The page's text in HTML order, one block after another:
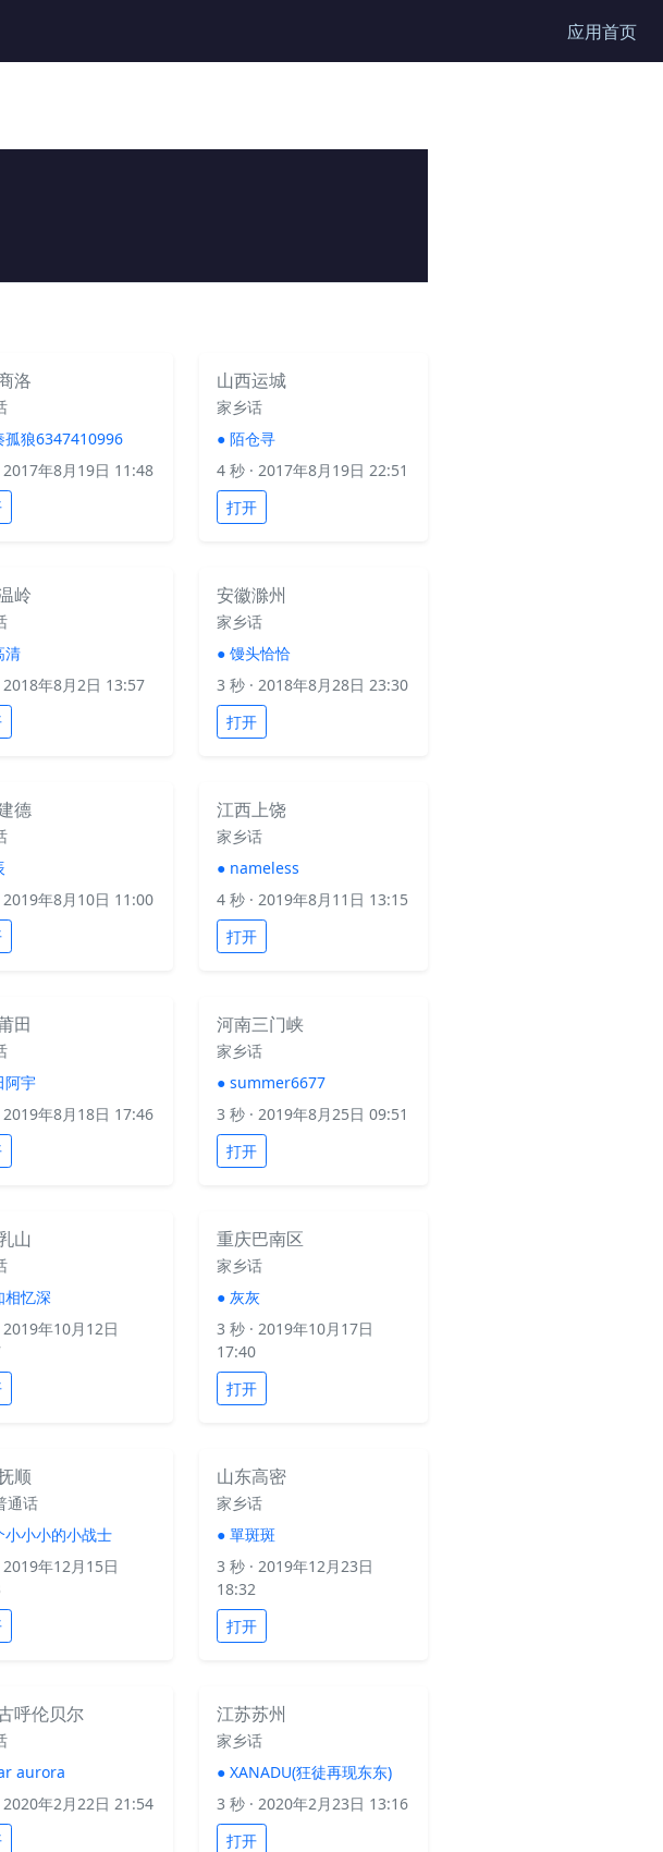
应用首页
洛
孤狼6347410996
2017年8月19日 11:48
山西运城
家乡话
● 陌仓寻
4 秒 · 2017年8月19日 22:51
打开
岭
清
2018年8月2日 13:57
安徽滁州
家乡话
● 馒头恰恰
3 秒 · 2018年8月28日 23:30
打开
德
2019年8月10日 11:00
江西上饶
家乡话
● nameless
4 秒 · 2019年8月11日 13:15
打开
田
阿宇
2019年8月18日 17:46
河南三门峡
家乡话
● summer6677
3 秒 · 2019年8月25日 09:51
打开
山
相忆深
2019年10月12日
重庆巴南区
家乡话
● 灰灰
3 秒 · 2019年10月17日
17:40
打开
顺
通话
小小小的小战士
2019年12月15日
山东高密
家乡话
● 單斑斑
3 秒 · 2019年12月23日
18:32
打开
呼伦贝尔
aurora
2020年2月22日 21:54
江苏苏州
家乡话
● XANADU(狂徒再现东东)
3 秒 · 2020年2月23日 13:16
打开